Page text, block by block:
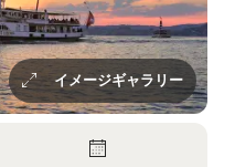
イメージギャラリー